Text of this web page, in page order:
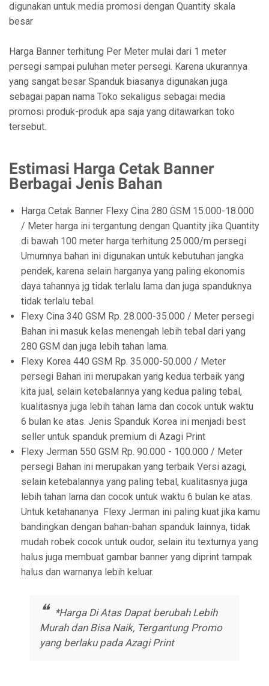
digunakan untuk media promosi dengan Quantity skala
besar
Harga Banner terhitung Per Meter mulai dari 1 meter
persegi sampai puluhan meter persegi. Karena ukurannya
yang sangat besar Spanduk biasanya digunakan juga
sebagai papan nama Toko sekaligus sebagai media
promosi produk-produk apa saja yang ditawarkan toko
tersebut.
Estimasi Harga Cetak Banner
Berbagai Jenis Bahan
Harga Cetak Banner Flexy Cina 280 GSM 15.000-18.000
/ Meter harga ini tergantung dengan Quantity jika Quantity
di bawah 100 meter harga terhitung 25.000/m persegi
Umumnya bahan ini digunakan untuk kebutuhan jangka
pendek, karena selain harganya yang paling ekonomis
daya tahannya jg tidak terlalu lama dan juga spanduknya
tidak terlalu tebal.
Flexy Cina 340 GSM Rp. 28.000-35.000 / Meter persegi
Bahan ini masuk kelas menengah lebih tebal dari yang
280 GSM dan juga lebih tahan lama.
Flexy Korea 440 GSM Rp. 35.000-50.000 / Meter
persegi Bahan ini merupakan yang kedua terbaik yang
kita jual, selain ketebalannya yang kedua paling tebal,
kualitasnya juga lebih tahan lama dan cocok untuk waktu
6 bulan ke atas. Jenis Spanduk Korea ini menjadi best
seller untuk spanduk premium di Azagi Print
Flexy Jerman 550 GSM Rp. 90.000 - 100.000 / Meter
persegi Bahan ini merupakan yang terbaik Versi azagi,
selain ketebalannya yang paling tebal, kualitasnya juga
lebih tahan lama dan cocok untuk waktu 6 bulan ke atas.
Untuk ketahananya Flexy Jerman ini paling kuat jika kamu
bandingkan dengan bahan-bahan spanduk lainnya, tidak
mudah robek cocok untuk oudor, selain itu texturnya yang
halus juga membuat gambar banner yang diprint tampak
halus dan warnanya lebih keluar.
*Harga Di Atas Dapat berubah Lebih
Murah dan Bisa Naik, Tergantung Promo
yang berlaku pada Azagi Print